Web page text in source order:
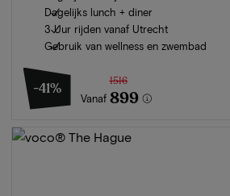
Dagelijks lunch + diner
3 Uur rijden vanaf Utrecht
Gebruik van wellness en zwembad
-41%
Vanaf
1516
899